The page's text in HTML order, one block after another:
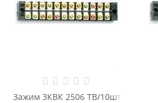
Зажим 3КВК 2506 ТВ/10шт